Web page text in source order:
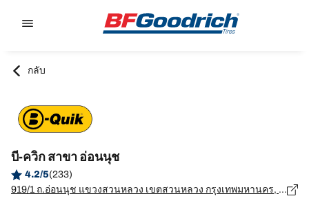
กลับ
บี-ควิก สาขา อ่อนนุช
4.2/5(233)
919/1 ถ.อ่อนนุช แขวงสวนหลวง เขตสวนหลวง กรุงเทพมหานคร, กรุงเทพมหานคร - 10250